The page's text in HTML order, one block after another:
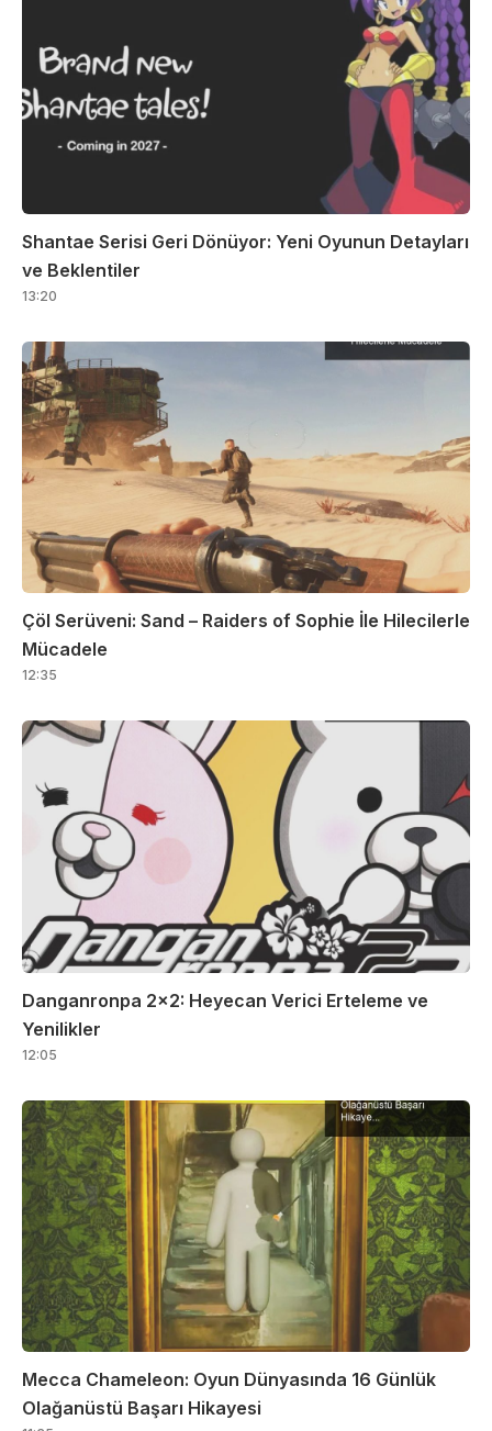
Shantae Serisi Geri Dönüyor: Yeni Oyunun Detayları
ve Beklentiler
13:20
Çöl Serüveni: Sand – Raiders of Sophie İle Hilecilerle
Mücadele
12:35
Danganronpa 2×2: Heyecan Verici Erteleme ve
Yenilikler
12:05
Mecca Chameleon: Oyun Dünyasında 16 Günlük
Olağanüstü Başarı Hikayesi